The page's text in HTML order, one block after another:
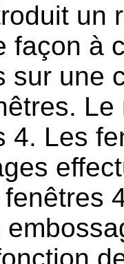
un
façon à
sur une
4. Les